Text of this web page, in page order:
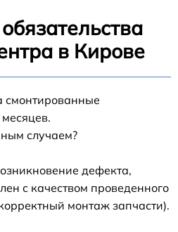
в Кирове
смонтированные
случаем?
дефекта,
с качеством проведенного
монтаж запчасти).